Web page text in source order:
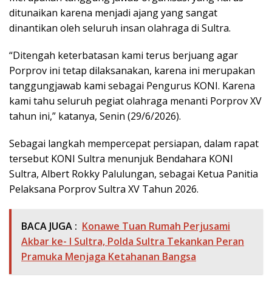
ditunaikan karena menjadi ajang yang sangat
dinantikan oleh seluruh insan olahraga di Sultra.
“Ditengah keterbatasan kami terus berjuang agar
Porprov ini tetap dilaksanakan, karena ini merupakan
tanggungjawab kami sebagai Pengurus KONI. Karena
kami tahu seluruh pegiat olahraga menanti Porprov XV
tahun ini,” katanya, Senin (29/6/2026).
Sebagai langkah mempercepat persiapan, dalam rapat
tersebut KONI Sultra menunjuk Bendahara KONI
Sultra, Albert Rokky Palulungan, sebagai Ketua Panitia
Pelaksana Porprov Sultra XV Tahun 2026.
BACA JUGA : Konawe Tuan Rumah Perjusami
Akbar ke- I Sultra, Polda Sultra Tekankan Peran
Pramuka Menjaga Ketahanan Bangsa